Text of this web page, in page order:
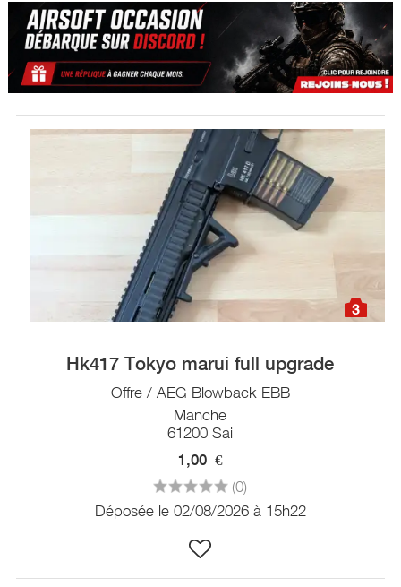
3
Hk417 Tokyo marui full upgrade
Offre / AEG Blowback EBB
Manche
61200 Sai
1,00 €
(0)
Déposée le 02/08/2026 à 15h22